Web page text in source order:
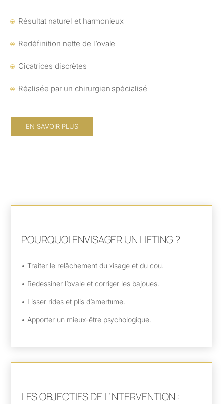
\ Résultat naturel et harmonieux
\ Redéfinition nette de l’ovale
\ Cicatrices discrètes
\ Réalisée par un chirurgien spécialisé
EN SAVOIR PLUS
POURQUOI ENVISAGER UN LIFTING ?
• Traiter le relâchement du visage et du cou.
• Redessiner l’ovale et corriger les bajoues.
• Lisser rides et plis d’amertume.
• Apporter un mieux-être psychologique.
LES OBJECTIFS DE L’INTERVENTION :